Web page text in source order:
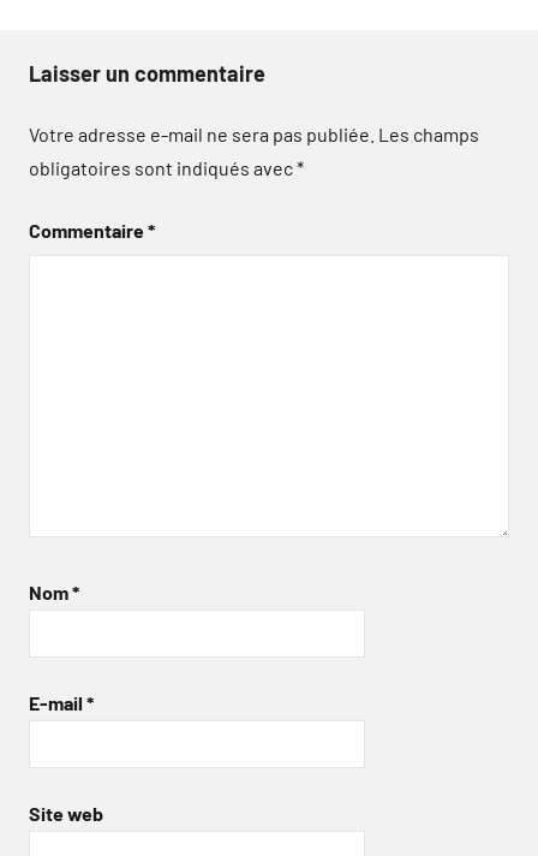
Laisser un commentaire
Votre adresse e-mail ne sera pas publiée. Les champs
obligatoires sont indiqués avec*
Commentaire*
Nom*
E-mail *
Site web